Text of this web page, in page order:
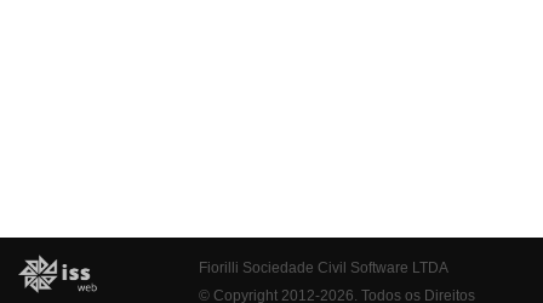
Fiorilli Sociedade Civil Software LTDA
© Copyright 2012-2026. Todos os Direitos